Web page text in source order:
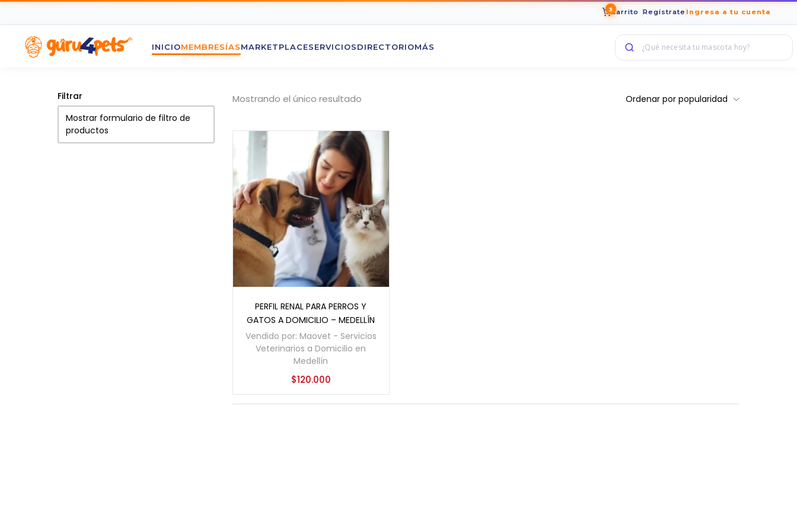
3Carrito Regístrate Ingresa a tu cuenta
INICIOMEMBRESÍASMARKETPLACESERVICIOSDIRECTORIOMÁS
Mostrando el único resultado Ordenar por popularidad
PERFIL RENAL PARA PERROS Y
GATOS A DOMICILIO – MEDELLÍN
Vendido por: Maovet - Servicios
Veterinarios a Domicilio en
Medellín
$120.000
Filtrar
Mostrar formulario de filtro de
productos